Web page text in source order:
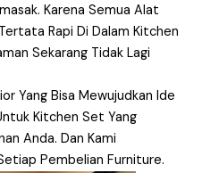
Karena Semua Alat
Rapi Di Dalam Kitchen
Sekarang Tidak Lagi
Yang Bisa Mewujudkan Ide
Kitchen Set Yang
Anda. Dan Kami
Pembelian Furniture.